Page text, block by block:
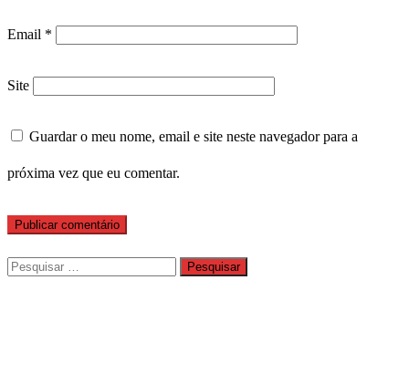
Email *
Site
Guardar o meu nome, email e site neste navegador para a
próxima vez que eu comentar.
Pesquisar
por: